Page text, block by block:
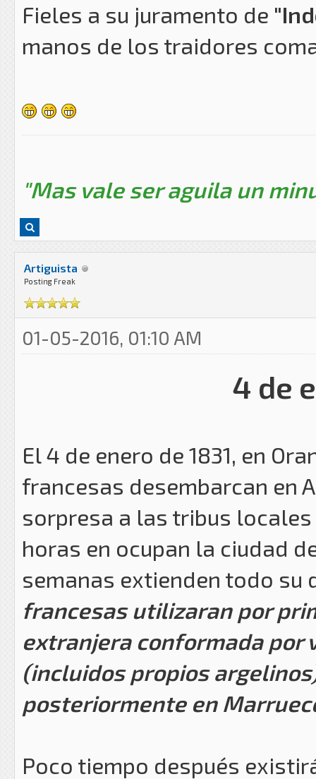
Fieles a su juramento de
manos de los traidores
"Mas vale ser aguila un
Artiguista
Posting Freak
01-05-2016, 01:10 AM
4 de
El 4 de enero de 1831, en
francesas desembarcan en
sorpresa a las tribus
horas en ocupan la ciudad
semanas extienden todo su
francesas utilizaran por
extranjera conformada por
(incluidos propios
posteriormente en
Poco tiempo después